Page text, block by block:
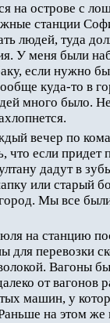
на острове с
станции
людей, туда
У меня были
если нужно
куда-то в
много было.
вечер по
что если
дадут в
или старый
Мы все
на станцию
для перевозки
Вагоны
от вагонов
машин, у
на этом же